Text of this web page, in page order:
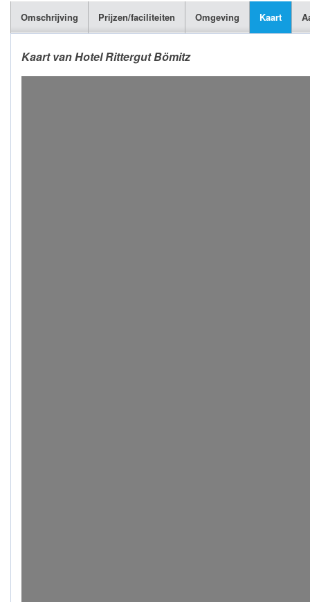
Omschrijving Prijzen/faciliteiten Omgeving Kaart
Kaart van Hotel Rittergut Bömitz